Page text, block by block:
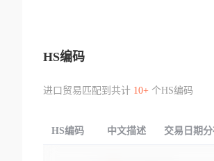
HS编码
进口贸易匹配到共计 10+个HS编码
HS编码 中文描述 交易日期